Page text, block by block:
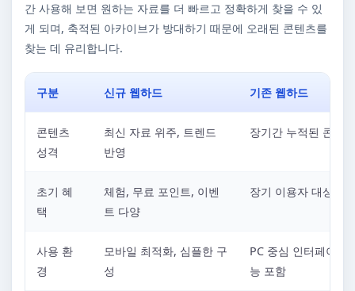
간 사용해 보면 원하는 자료를 더 빠르고 정확하게 찾을 수 있
게 되며, 축적된 아카이브가 방대하기 때문에 오래된 콘텐츠를
찾는 데 유리합니다.
구분 신규 웹하드 기존 웹하드
콘텐츠
성격
최신 자료 위주, 트렌드
반영
장기간 누적된 콘텐
초기 혜
택
체험, 무료 포인트, 이벤
트 다양
장기 이용자 대상 혜
사용 환
경
모바일 최적화, 심플한 구
성
PC 중심 인터페이스,
능 포함